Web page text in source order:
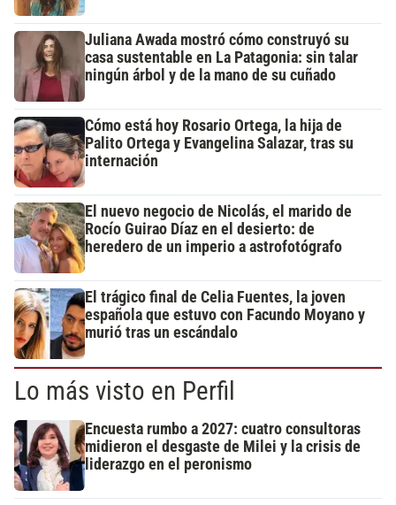
Juliana Awada mostró cómo construyó su
casa sustentable en La Patagonia: sin talar
ningún árbol y de la mano de su cuñado
Cómo está hoy Rosario Ortega, la hija de
Palito Ortega y Evangelina Salazar, tras su
internación
El nuevo negocio de Nicolás, el marido de
Rocío Guirao Díaz en el desierto: de
heredero de un imperio a astrofotógrafo
El trágico final de Celia Fuentes, la joven
española que estuvo con Facundo Moyano y
murió tras un escándalo
Lo más visto en Perfil
Encuesta rumbo a 2027: cuatro consultoras
midieron el desgaste de Milei y la crisis de
liderazgo en el peronismo